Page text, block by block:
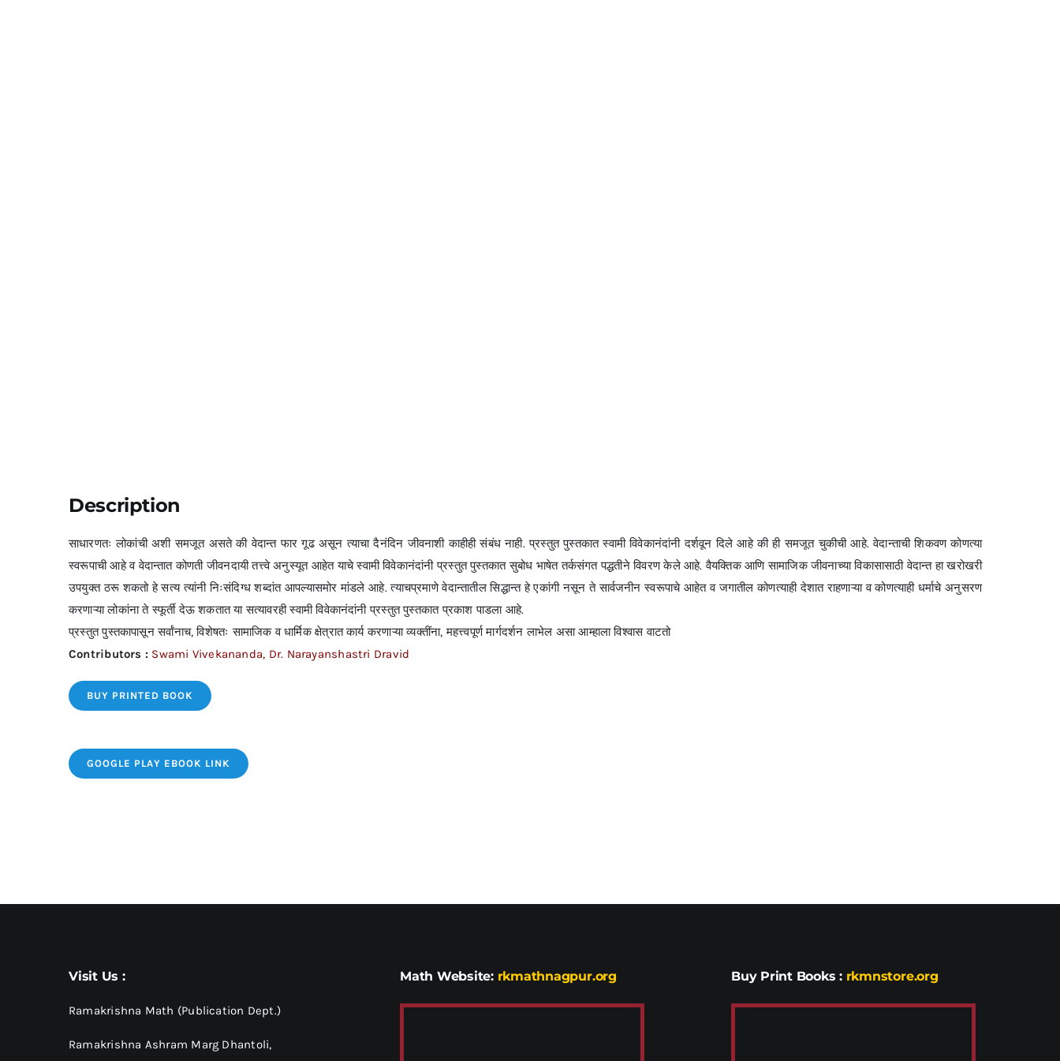
Description
साधारणतः लोकांची अशी समजूत असते की वेदान्त फार गूढ असून त्याचा दैनंदिन जीवनाशी काहीही संबंध नाही. प्रस्तुत पुस्तकात स्वामी विवेकानंदांनी दर्शवून दिले आहे की ही समजूत चुकीची आहे. वेदान्ताची शिकवण कोणत्या
स्वरूपाची आहे व वेदान्तात कोणती जीवनदायी तत्त्वे अनुस्यूत आहेत याचे स्वामी विवेकानंदांनी प्रस्तुत पुस्तकात सुबोध भाषेत तर्कसंगत पद्धतीने विवरण केले आहे. वैयक्तिक आणि सामाजिक जीवनाच्या विकासासाठी वेदान्त हा खरोखरी
उपयुक्त ठरू शकतो हे सत्य त्यांनी निःसंदिग्ध शब्दांत आपल्यासमोर मांडले आहे. त्याचप्रमाणे वेदान्तातील सिद्धान्त हे एकांगी नसून ते सार्वजनीन स्वरूपाचे आहेत व जगातील कोणत्याही देशात राहणाऱ्या व कोणत्याही धर्माचे अनुसरण
करणाऱ्या लोकांना ते स्फूर्ती देऊ शकतात या सत्यावरही स्वामी विवेकानंदांनी प्रस्तुत पुस्तकात प्रकाश पाडला आहे.
प्रस्तुत पुस्तकापासून सर्वांनाच, विशेषतः सामाजिक व धार्मिक क्षेत्रात कार्य करणाऱ्या व्यक्तींना, महत्त्वपूर्ण मार्गदर्शन लाभेल असा आम्हाला विश्वास वाटतो
Contributors : Swami Vivekananda, Dr. Narayanshastri Dravid
BUY PRINTED BOOK
GOOGLE PLAY EBOOK LINK
Visit Us :
Ramakrishna Math (Publication Dept.)
Ramakrishna Ashram Marg Dhantoli,
Math Website: rkmathnagpur.org Buy Print Books : rkmnstore.org